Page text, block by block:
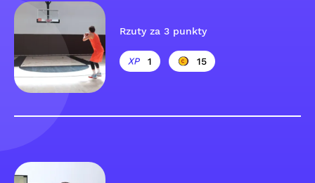
Rzuty za 3 punkty
1 15